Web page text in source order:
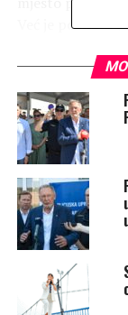
Već je poznata
ne zna se.
službenicima
Sokolar
jedno je ime za
Elis Žodan,
sudeći mogao
policije.
Sonja Šimurina,
obavlja funkciju
javnošću.
Rate this item: